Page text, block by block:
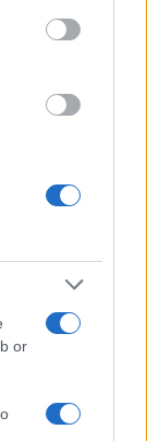
or
“A